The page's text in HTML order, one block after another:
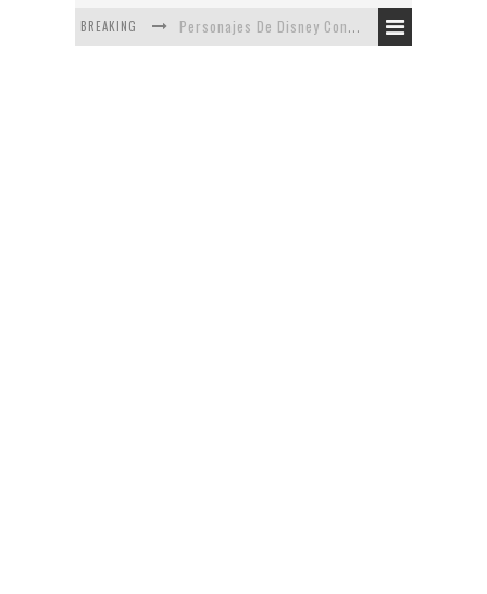
BREAKING Personajes De Disney Con Vestuarios Contemporáneos